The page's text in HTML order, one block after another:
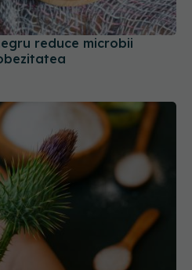
reduce microbii
și ajută digestia